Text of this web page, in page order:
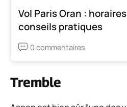
Vol Paris Oran :
conseils pratiques
0 commentaires
Tremble